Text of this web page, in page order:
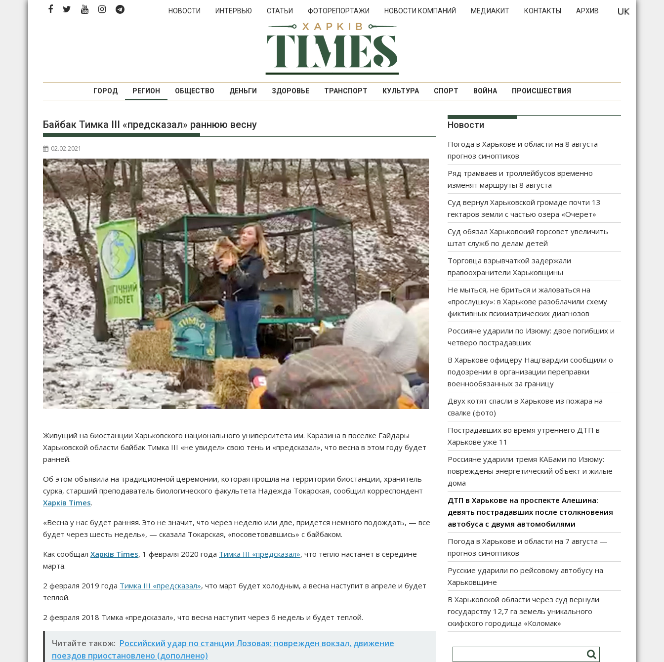
Перейти
НОВОСТИ ИНТЕРВЬЮ СТАТЬИ ФОТОРЕПОРТАЖИ НОВОСТИ КОМПАНИЙ МЕДИАКИТ КОНТАКТЫ АРХИВ
ГОРОД РЕГИОН ОБЩЕСТВО ДЕНЬГИ ЗДОРОВЬЕ ТРАНСПОРТ КУЛЬТУРА СПОРТ ВОЙНА ПРОИСШЕСТВИЯ
Байбак Тимка III «предсказал» раннюю весну
02.02.2021
Живущий на биостанции Харьковского национального университета им. Каразина в поселке Гайдары
Харьковской области байбак Тимка III «не увидел» свою тень и «предсказал», что весна в этом году будет
ранней.
Об этом объявила на традиционной церемонии, которая прошла на территории биостанции, хранитель
сурка, старший преподаватель биологического факультета Надежда Токарская, сообщил корреспондент
Харків Times.
«Весна у нас будет ранняя. Это не значит, что через неделю или две, придется немного подождать, — все
будет через шесть недель», — сказала Токарская, «посоветовавшись» с байбаком.
Как сообщал Харків Times, 1 февраля 2020 года Тимка III «предсказал», что тепло настанет в середине
марта.
2 февраля 2019 года Тимка III «предсказал», что март будет холодным, а весна наступит в апреле и будет
теплой.
2 февраля 2018 Тимка «предсказал», что весна наступит через 6 недель и будет теплой.
Читайте також: Российский удар по станции Лозовая: поврежден вокзал, движение
поездов приостановлено (дополнено)
Новости
Погода в Харькове и области на 8 августа —
прогноз синоптиков
Ряд трамваев и троллейбусов временно
изменят маршруты 8 августа
Суд вернул Харьковской громаде почти 13
гектаров земли с частью озера «Очерет»
Суд обязал Харьковский горсовет увеличить
штат служб по делам детей
Торговца взрывчаткой задержали
правоохранители Харьковщины
Не мыться, не бриться и жаловаться на
«прослушку»: в Харькове разоблачили схему
фиктивных психиатрических диагнозов
Россияне ударили по Изюму: двое погибших и
четверо пострадавших
В Харькове офицеру Нацгвардии сообщили о
подозрении в организации переправки
военнообязанных за границу
Двух котят спасли в Харькове из пожара на
свалке (фото)
Пострадавших во время утреннего ДТП в
Харькове уже 11
Россияне ударили тремя КАБами по Изюму:
повреждены энергетический объект и жилые
дома
ДТП в Харькове на проспекте Алешина:
девять пострадавших после столкновения
автобуса с двумя автомобилями
Погода в Харькове и области на 7 августа —
прогноз синоптиков
Русские ударили по рейсовому автобусу на
Харьковщине
В Харьковской области через суд вернули
государству 12,7 га земель уникального
скифского городища «Коломак»